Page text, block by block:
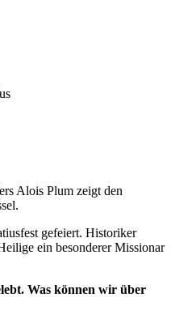
Alois Plum zeigt den
gefeiert. Historiker
ein besonderer Missionar
Was können wir über